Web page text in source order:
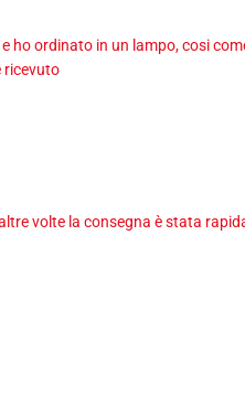
ho ordinato in un lampo, cosi
ricevuto
volte la consegna è stata